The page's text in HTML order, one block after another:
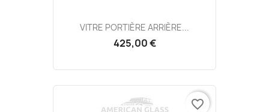
VITRE PORTIÈRE ARRIÈRE...
425,00 €
favorite_border